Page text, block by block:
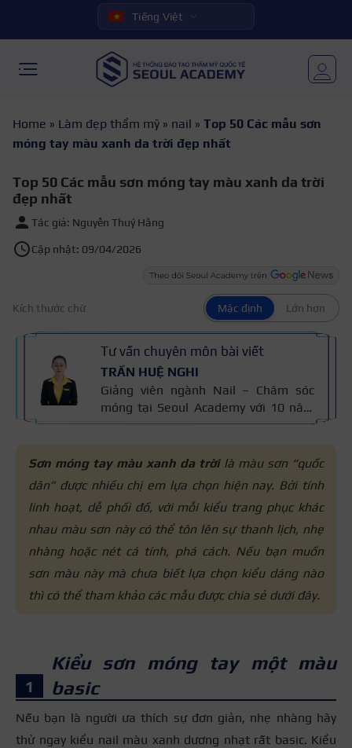
Tiếng Việt
Home » Làm đẹp thẩm mỹ » nail » Top 50 Các mẫu sơn
móng tay màu xanh da trời đẹp nhất
Top 50 Các mẫu sơn móng tay màu xanh da trời
đẹp nhất
Tác giả: Nguyễn Thuý Hằng
Cập nhật: 09/04/2026
Kích thước chữ Mặc định Lớn hơn
Tư vấn chuyên môn bài viết
TRẦN HUỆ NGHI
Giảng viên ngành Nail – Chăm sóc
móng tại Seoul Academy với 10 năm
kinh nghiệm trong nghề. Có chuyên
móng, sơn gel, đắp bột và vẽ móng
nghệ thuật. Kiến thức trong bài được
đối chiếu với quy trình chăm sóc móng
chuẩn nghề và 10 năm kinh nghiệm
giảng dạy của cô, giúp người đọc nắm
thông tin đáng tin cậy.
Sơn móng tay màu xanh da trờilà màu sơn “quốc
dân” được nhiều chị em lựa chọn hiện nay. Bởi tính
linh hoạt, dễ phối đồ, với mỗi kiểu trang phục khác
nhau màu sơn này có thể tôn lên sự thanh lịch, nhẹ
nhàng hoặc nét cá tính, phá cách. Nếu bạn muốn
sơn màu này mà chưa biết lựa chọn kiểu dáng nào
thì có thể tham khảo các mẫu được chia sẻ dưới đây.
Kiểu sơn móng tay một màu
basic
Nếu bạn là người ưa thích sự đơn giản, nhẹ nhàng hãy
thử ngay kiểu nail màu xanh dương nhạt rất basic. Kiểu